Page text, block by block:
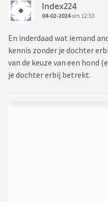
Index224
04-02-2024om 12:53
En inderdaad wat iemand
kennis zonder je dochter
van de keuze van een hond
je dochter erbij betrekt.